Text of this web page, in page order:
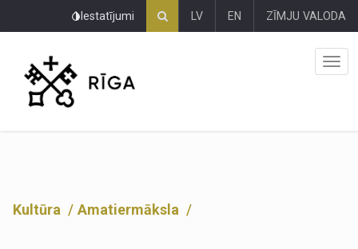
Iestatījumi LV EN ZĪMJU VALODA
Kultūra Amatiermāksla